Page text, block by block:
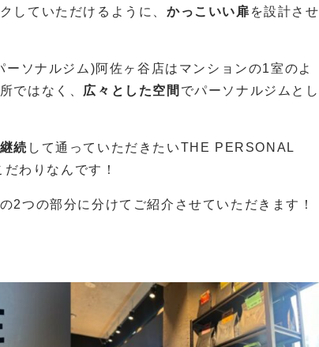
していただけるように、 かっこいい扉 を設計させ
ソナルジム)阿佐ヶ谷店はマンションの1室のよ
ではなく、 広々とした空間 でパーソナルジムとし
継続 して通っていただきたいTHE PERSONAL
わりなんです！
2つの部分に分けてご紹介させていただきます！